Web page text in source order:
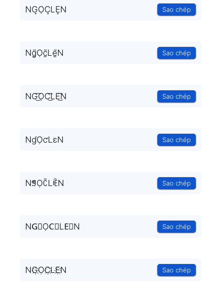
NG͙ỌC͙LE͙N Sao chép
Ng̰̃Ọc̰̃Lḛ̃N Sao chép
NG͜͡ỌC͜͡LE͜͡N Sao chép
NɠỌƈLɛN Sao chép
NꁅỌꉓLꍟN Sao chép
NG⃟ỌC⃟LE⃟N Sao chép
NG҉ỌC҉LE҉N Sao chép